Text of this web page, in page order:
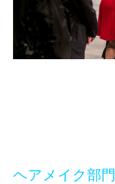
ヘアメイク部門